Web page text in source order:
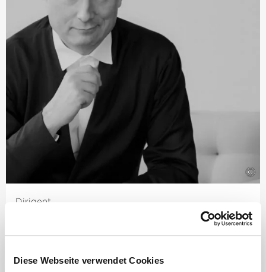
Diese Webseite verwendet Cookies
©
Dirigent
Järvi ist seit 2004 Künstlerischer Leiter der Deutschen